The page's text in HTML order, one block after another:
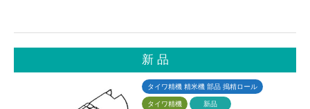
新 品
タイワ精機 精米機 部品 搗精ロール
タイワ精機 新品